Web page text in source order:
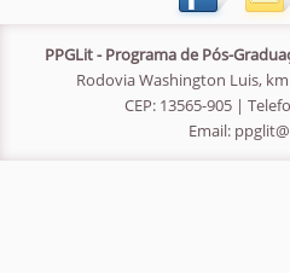
PPGLit - Programa de Pós-
Rodovia Washington Luis, km
CEP: 13565-905 |
Email: